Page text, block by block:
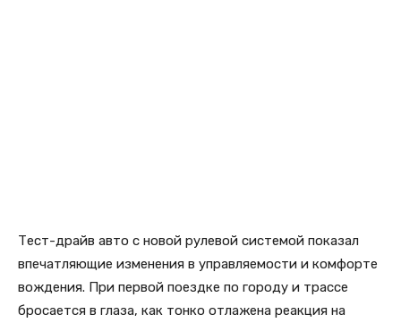
Тест-драйв авто с новой рулевой системой показал
впечатляющие изменения в управляемости и комфорте
вождения. При первой поездке по городу и трассе
бросается в глаза, как тонко отлажена реакция на